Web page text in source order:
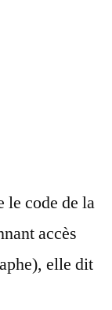
le code de la
accès
elle dit